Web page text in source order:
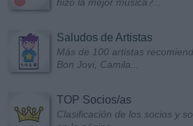
Saludos de Artistas
Más de 100 artistas
Bon Jovi, Camila...
TOP Socios/as
Clasificación de los socios y